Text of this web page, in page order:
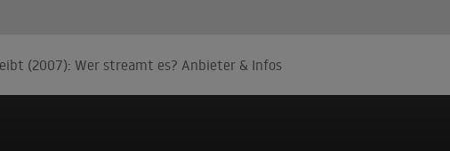
(2007): Wer streamt es? Anbieter & Infos